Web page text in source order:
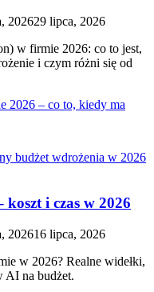
202629 lipca, 2026
w firmie 2026: co to jest,
i czym różni się od
2026 – co to, kiedy ma
i czas w 2026
202616 lipca, 2026
w 2026? Realne widełki,
AI na budżet.